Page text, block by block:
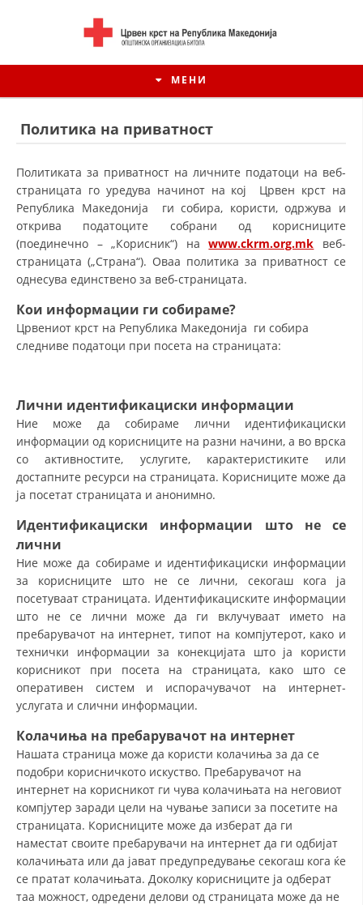
МЕНИ
ИСТОРИЈАТ НА ЦКРМ
ИСТОРИЈАТ НА ДВИЖЕЊЕТО
КОНТАКТ ИНФОРМАЦИИ
ЧЛЕНСТВО ВО ПРОФЕСИОНАЛНИ ТЕЛА
ЗАКОН ЗА ЦКРМ
СТАТУТ НА ЦКРМ
РАКОВОДЕН ОДБОР
СОБРАНИЕ
MЕЃУНАРОДНО ХУМАНИТАРНО ПРАВО
ПРОМОЦИЈА НА ХУМАНИ ВРЕДНОСТИ
СОЦИЈАЛНО ХУМАНИТАРНА ДЕЈНОСТ
КАКО ДА ДОНИРАТЕ
Политика на приватност
Политиката за приватност на личните податоци на веб-
страницата го уредува начинот на кој Црвен крст на
Република Македонија ги собира, користи, одржува и
открива податоците собрани од корисниците
(поединечно – „Корисник“) наwww.ckrm.org.mk веб-
страницата („Страна“). Оваа политика за приватност се
однесува единствено за веб-страницата.
Кои информации ги собираме?
Црвениот крст на Република Македонија ги собира
следниве податоци при посета на страницата:
Лични идентификациски информации
Ние може да собираме лични идентификациски
информации од корисниците на разни начини, а во врска
со активностите, услугите, карактеристиките или
достапните ресурси на страницата. Корисниците може да
ја посетат страницата и анонимно.
Идентификациски информации што
не се
лични
Ние може да собираме и идентификациски информации
за корисниците што не се лични, секогаш кога ја
посетуваат страницата. Идентификациските информации
што не се лични може да ги вклучуваат името на
пребарувачот на интернет, типот на компјутерот, како и
технички информации за конекцијата што ја користи
корисникот при посета на страницата, како што се
оперативен систем и испорачувачот на интернет-
услугата и слични информации.
Колачиња на пребарувачот на интернет
Нашата страница може да користи колачиња за да се
подобри корисничкото искуство. Пребарувачот на
интернет на корисникот ги чува колачињата на неговиот
компјутер заради цели на чување записи за посетите на
страницата. Корисниците може да изберат да ги
наместат своите пребарувачи на интернет да ги одбијат
колачињата или да јават предупредување секогаш кога ќе
се пратат колачињата. Доколку корисниците ја одберат
таа можност, одредени делови од страницата може да не